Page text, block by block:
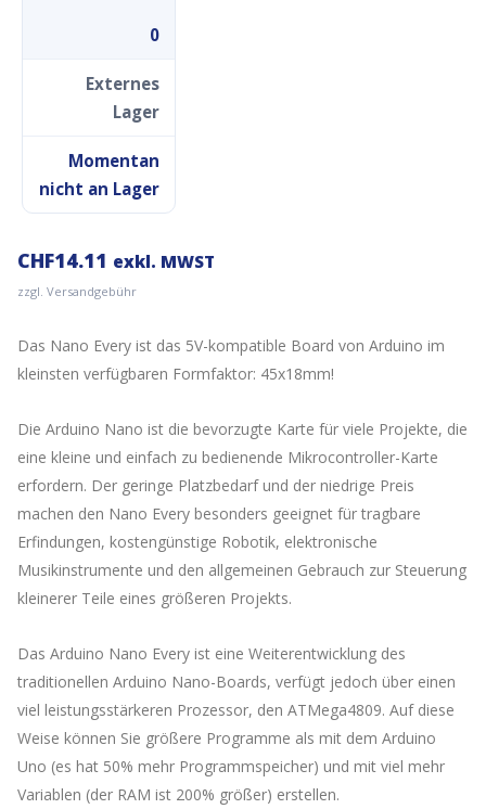
0
Externes
Lager
Momentan
nicht an Lager
CHF14.11 exkl. MWST
zzgl. Versandgebühr
Das Nano Every ist das 5V-kompatible Board von Arduino im
kleinsten verfügbaren Formfaktor: 45x18mm!
Die Arduino Nano ist die bevorzugte Karte für viele Projekte, die
eine kleine und einfach zu bedienende Mikrocontroller-Karte
erfordern. Der geringe Platzbedarf und der niedrige Preis
machen den Nano Every besonders geeignet für tragbare
Erfindungen, kostengünstige Robotik, elektronische
Musikinstrumente und den allgemeinen Gebrauch zur Steuerung
kleinerer Teile eines größeren Projekts.
Das Arduino Nano Every ist eine Weiterentwicklung des
traditionellen Arduino Nano-Boards, verfügt jedoch über einen
viel leistungsstärkeren Prozessor, den ATMega4809. Auf diese
Weise können Sie größere Programme als mit dem Arduino
Uno (es hat 50% mehr Programmspeicher) und mit viel mehr
Variablen (der RAM ist 200% größer) erstellen.